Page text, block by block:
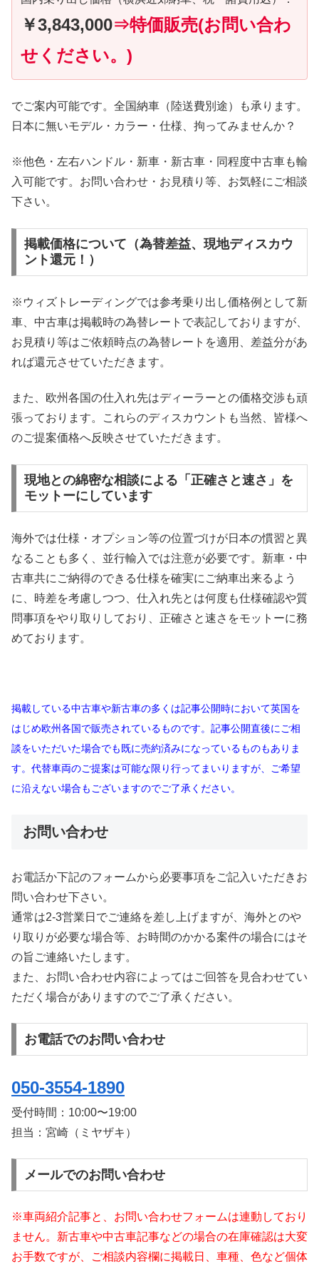
￥3,843,000⇒特価販売(お問い合わ
せください。)
でご案内可能です。全国納車（陸送費別途）も承ります。
日本に無いモデル・カラー・仕様、拘ってみませんか？
※他色・左右ハンドル・新車・新古車・同程度中古車も輸
入可能です。お問い合わせ・お見積り等、お気軽にご相談
下さい。
掲載価格について（為替差益、現地ディスカウ
ント還元！）
※ウィズトレーディングでは参考乗り出し価格例として新
車、中古車は掲載時の為替レートで表記しておりますが、
お見積り等はご依頼時点の為替レートを適用、差益分があ
れば還元させていただきます。
また、欧州各国の仕入れ先はディーラーとの価格交渉も頑
張っております。これらのディスカウントも当然、皆様へ
のご提案価格へ反映させていただきます。
現地との綿密な相談による「正確さと速さ」を
モットーにしています
海外では仕様・オプション等の位置づけが日本の慣習と異
なることも多く、並行輸入では注意が必要です。新車・中
古車共にご納得のできる仕様を確実にご納車出来るよう
に、時差を考慮しつつ、仕入れ先とは何度も仕様確認や質
問事項をやり取りしており、正確さと速さをモットーに務
めております。
掲載している中古車や新古車の多くは記事公開時において英国を
はじめ欧州各国で販売されているものです。記事公開直後にご相
談をいただいた場合でも既に売約済みになっているものもありま
す。代替車両のご提案は可能な限り行ってまいりますが、ご希望
に沿えない場合もございますのでご了承ください。
お問い合わせ
お電話か下記のフォームから必要事項をご記入いただきお
問い合わせ下さい。
通常は2-3営業日でご連絡を差し上げますが、海外とのや
り取りが必要な場合等、お時間のかかる案件の場合にはそ
の旨ご連絡いたします。
また、お問い合わせ内容によってはご回答を見合わせてい
ただく場合がありますのでご了承ください。
お電話でのお問い合わせ
050-3554-1890
受付時間： 10:00〜19:00
担当：宮崎（ミヤザキ）
メールでのお問い合わせ
※車両紹介記事と、お問い合わせフォームは連動しており
ません。新古車や中古車記事などの場合の在庫確認は大変
お手数ですが、ご相談内容欄に掲載日、車種、色など個体